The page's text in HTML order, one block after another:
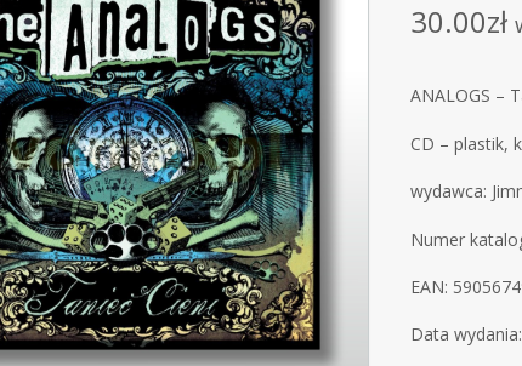
30.00zł
ANALOGS –
CD – plastik,
wydawca:
Numer
EAN:
Data